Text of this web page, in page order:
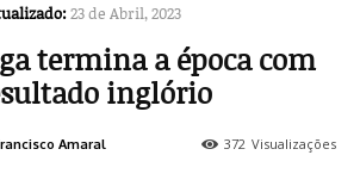
23 de Abril, 2023
termina a época com
inglório
372 Visualizações
Amaral